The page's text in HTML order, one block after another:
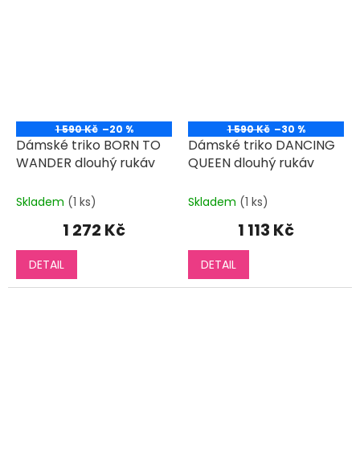
1 590 Kč –20 %
Dámské triko BORN TO
WANDER dlouhý rukáv
Skladem (1 ks)
1 272 Kč
DETAIL
1 590 Kč –30 %
Dámské triko DANCING
QUEEN dlouhý rukáv
Skladem (1 ks)
1 113 Kč
DETAIL